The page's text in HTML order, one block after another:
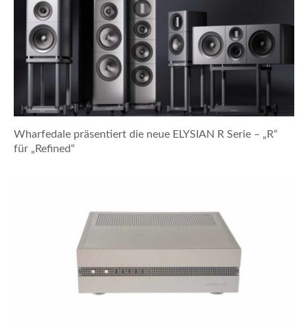
Wharfedale präsentiert die neue ELYSIAN R Serie – „R“
für „Refined“